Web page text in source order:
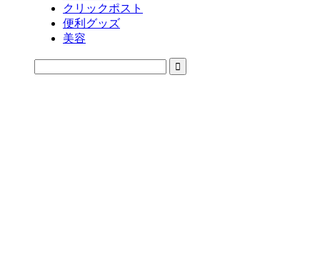
クリックポスト
便利グッズ
美容